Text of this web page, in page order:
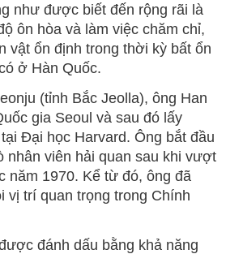
như được biết đến rộng rãi là
ôn hòa và làm việc chăm chỉ,
vật ổn định trong thời kỳ bất ổn
ở Hàn Quốc.
(tỉnh Bắc Jeolla), ông Han
gia Seoul và sau đó lấy
Đại học Harvard. Ông bắt đầu
nhân viên hải quan sau khi vượt
năm 1970. Kể từ đó, ông đã
vị trí quan trọng trong Chính
đánh dấu bằng khả năng